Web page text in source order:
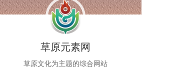
草原元素网
草原文化为主题的综合网站